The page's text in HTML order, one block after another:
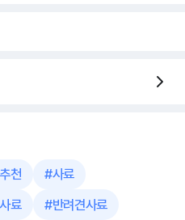
천 #사료
료 #반려견사료